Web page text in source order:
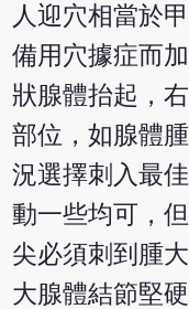
人迎穴相當於
備用穴據症而
狀腺體抬起，
部位，如腺體
況選擇刺入最
動一些均可，
尖必須刺到腫
大腺體結節堅